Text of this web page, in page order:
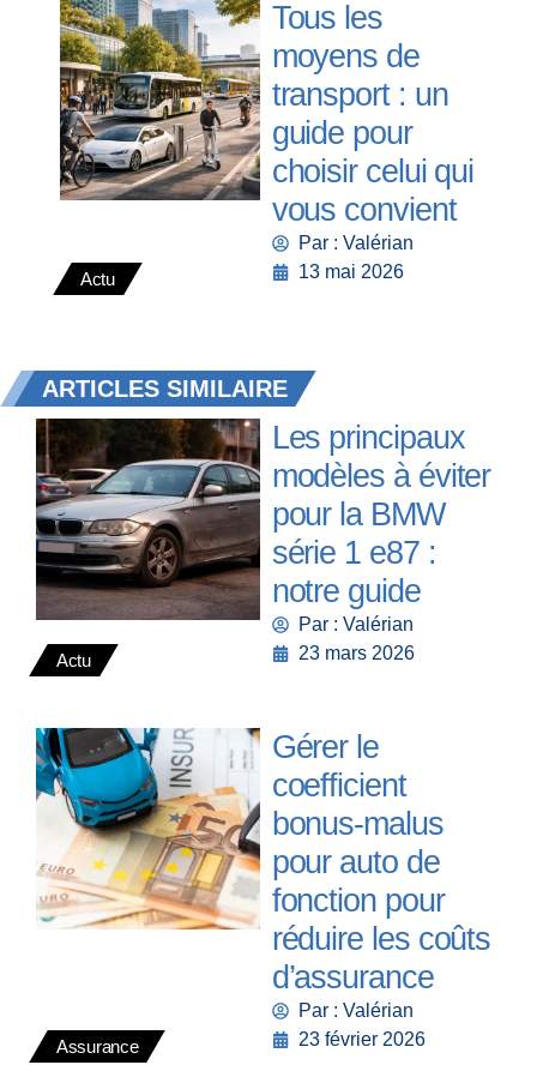
Actu
Tous les
moyens de
transport : un
guide pour
choisir celui qui
vous convient
Par : Valérian
13 mai 2026
ARTICLES SIMILAIRE
Actu
Les principaux
modèles à éviter
pour la BMW
série 1 e87 :
notre guide
Par : Valérian
23 mars 2026
Assurance
Gérer le
coefficient
bonus-malus
pour auto de
fonction pour
réduire les coûts
d’assurance
Par : Valérian
23 février 2026